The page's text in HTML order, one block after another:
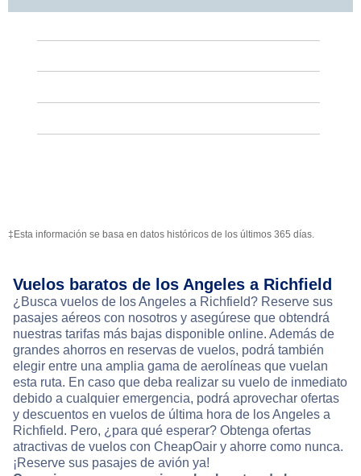
‡Esta información se basa en datos históricos de los últimos 365 días.
Vuelos baratos de los Angeles a Richfield
¿Busca vuelos de los Angeles a Richfield? Reserve sus
pasajes aéreos con nosotros y asegúrese que obtendrá
nuestras tarifas más bajas disponible online. Además de
grandes ahorros en reservas de vuelos, podrá también
elegir entre una amplia gama de aerolíneas que vuelan
esta ruta. En caso que deba realizar su vuelo de inmediato
debido a cualquier emergencia, podrá aprovechar ofertas
y descuentos en vuelos de última hora de los Angeles a
Richfield. Pero, ¿para qué esperar? Obtenga ofertas
atractivas de vuelos con CheapOair y ahorre como nunca.
¡Reserve sus pasajes de avión ya!